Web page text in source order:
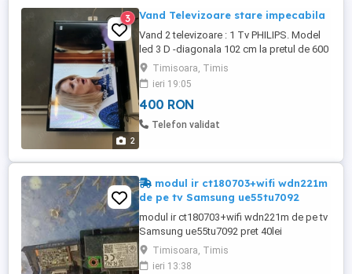
2
3 Vand Televizoare stare impecabila
Vand 2 televizoare : 1 Tv PHILIPS. Model
led 3 D -diagonala 102 cm la pretul de 600
lei 1 TV PHILIPS Model led cu o diagonala
de 80 cm la pretul de 400ei Daca le
cumperi amandoua le dau la 900 fix
Timisoara, Timis
ieri 19:05
400 RON
Telefon validat
modul ir ct180703+wifi wdn221m
de pe tv Samsung ue55tu7092
modul ir ct180703+wifi wdn221m de pe tv
Samsung ue55tu7092 pret 40lei
Timisoara, Timis
ieri 13:38